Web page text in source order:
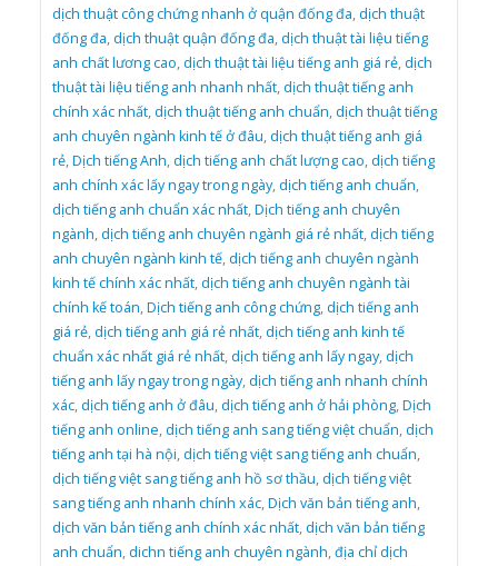
dịch thuật công chứng nhanh ở quận đống đa,dịch thuật
đống đa,dịch thuật quận đống đa,dịch thuật tài liệu tiếng
anh chất lương cao,dịch thuật tài liệu tiếng anh giá rẻ,dịch
thuật tài liệu tiếng anh nhanh nhất,dịch thuật tiếng anh
chính xác nhất,dịch thuật tiếng anh chuẩn,dịch thuật tiếng
anh chuyên ngành kinh tế ở đâu,dịch thuật tiếng anh giá
rẻ,Dịch tiếng Anh,dịch tiếng anh chất lượng cao,dịch tiếng
anh chính xác lấy ngay trong ngày,dịch tiếng anh chuẩn,
dịch tiếng anh chuẩn xác nhất,Dịch tiếng anh chuyên
ngành,dịch tiếng anh chuyên ngành giá rẻ nhất,dịch tiếng
anh chuyên ngành kinh tế,dịch tiếng anh chuyên ngành
kinh tế chính xác nhất,dịch tiếng anh chuyên ngành tài
chính kế toán,Dịch tiếng anh công chứng,dịch tiếng anh
giá rẻ,dịch tiếng anh giá rẻ nhất,dịch tiếng anh kinh tế
chuẩn xác nhất giá rẻ nhất,dịch tiếng anh lấy ngay,dịch
tiếng anh lấy ngay trong ngày,dịch tiếng anh nhanh chính
xác,dịch tiếng anh ở đâu,dịch tiếng anh ở hải phòng,Dịch
tiếng anh online,dịch tiếng anh sang tiếng việt chuẩn,dịch
tiếng anh tại hà nội,dịch tiếng việt sang tiếng anh chuẩn,
dịch tiếng việt sang tiếng anh hồ sơ thầu,dịch tiếng việt
sang tiếng anh nhanh chính xác,Dịch văn bản tiếng anh,
dịch văn bản tiếng anh chính xác nhất,dịch văn bản tiếng
anh chuẩn,dichn tiếng anh chuyên ngành,địa chỉ dịch